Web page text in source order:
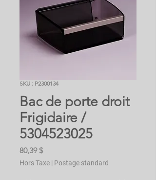
SKU : P2300134
Bac de porte droit
Frigidaire /
5304523025
80,39 $Prix
Hors Taxe | Postage standard